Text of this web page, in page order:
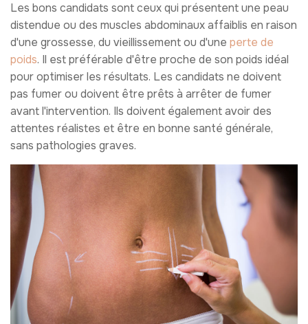
Les bons candidats sont ceux qui présentent une peau
distendue ou des muscles abdominaux affaiblis en raison
d'une grossesse, du vieillissement ou d'une perte de
poids. Il est préférable d'être proche de son poids idéal
pour optimiser les résultats. Les candidats ne doivent
pas fumer ou doivent être prêts à arrêter de fumer
avant l'intervention. Ils doivent également avoir des
attentes réalistes et être en bonne santé générale,
sans pathologies graves.